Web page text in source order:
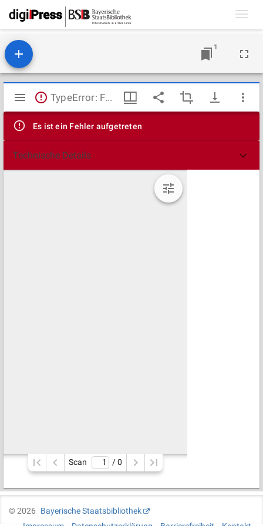
1
Mirador
Viewer
TypeError: Failed to fetch
Es ist ein Fehler aufgetreten
Technische Details
Scan / 0
©2026
Bayerische Staatsbibliothek